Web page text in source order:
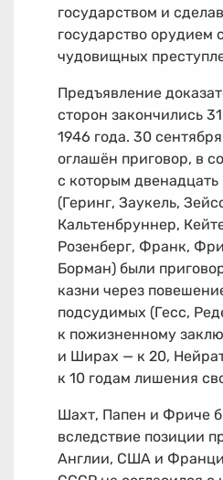
государством и
государство орудием
чудовищных
Предъявление
сторон закончились
1946 года. 30
оглашён приговор, в
с которым
(Геринг, Заукель,
Кальтенбруннер,
Розенберг, Франк,
Борман) были
казни через
подсудимых (Гесс,
к пожизненному
и Ширах — к 20,
к 10 годам лишения
Шахт, Папен и Фриче
вследствие позиции
Англии, США и